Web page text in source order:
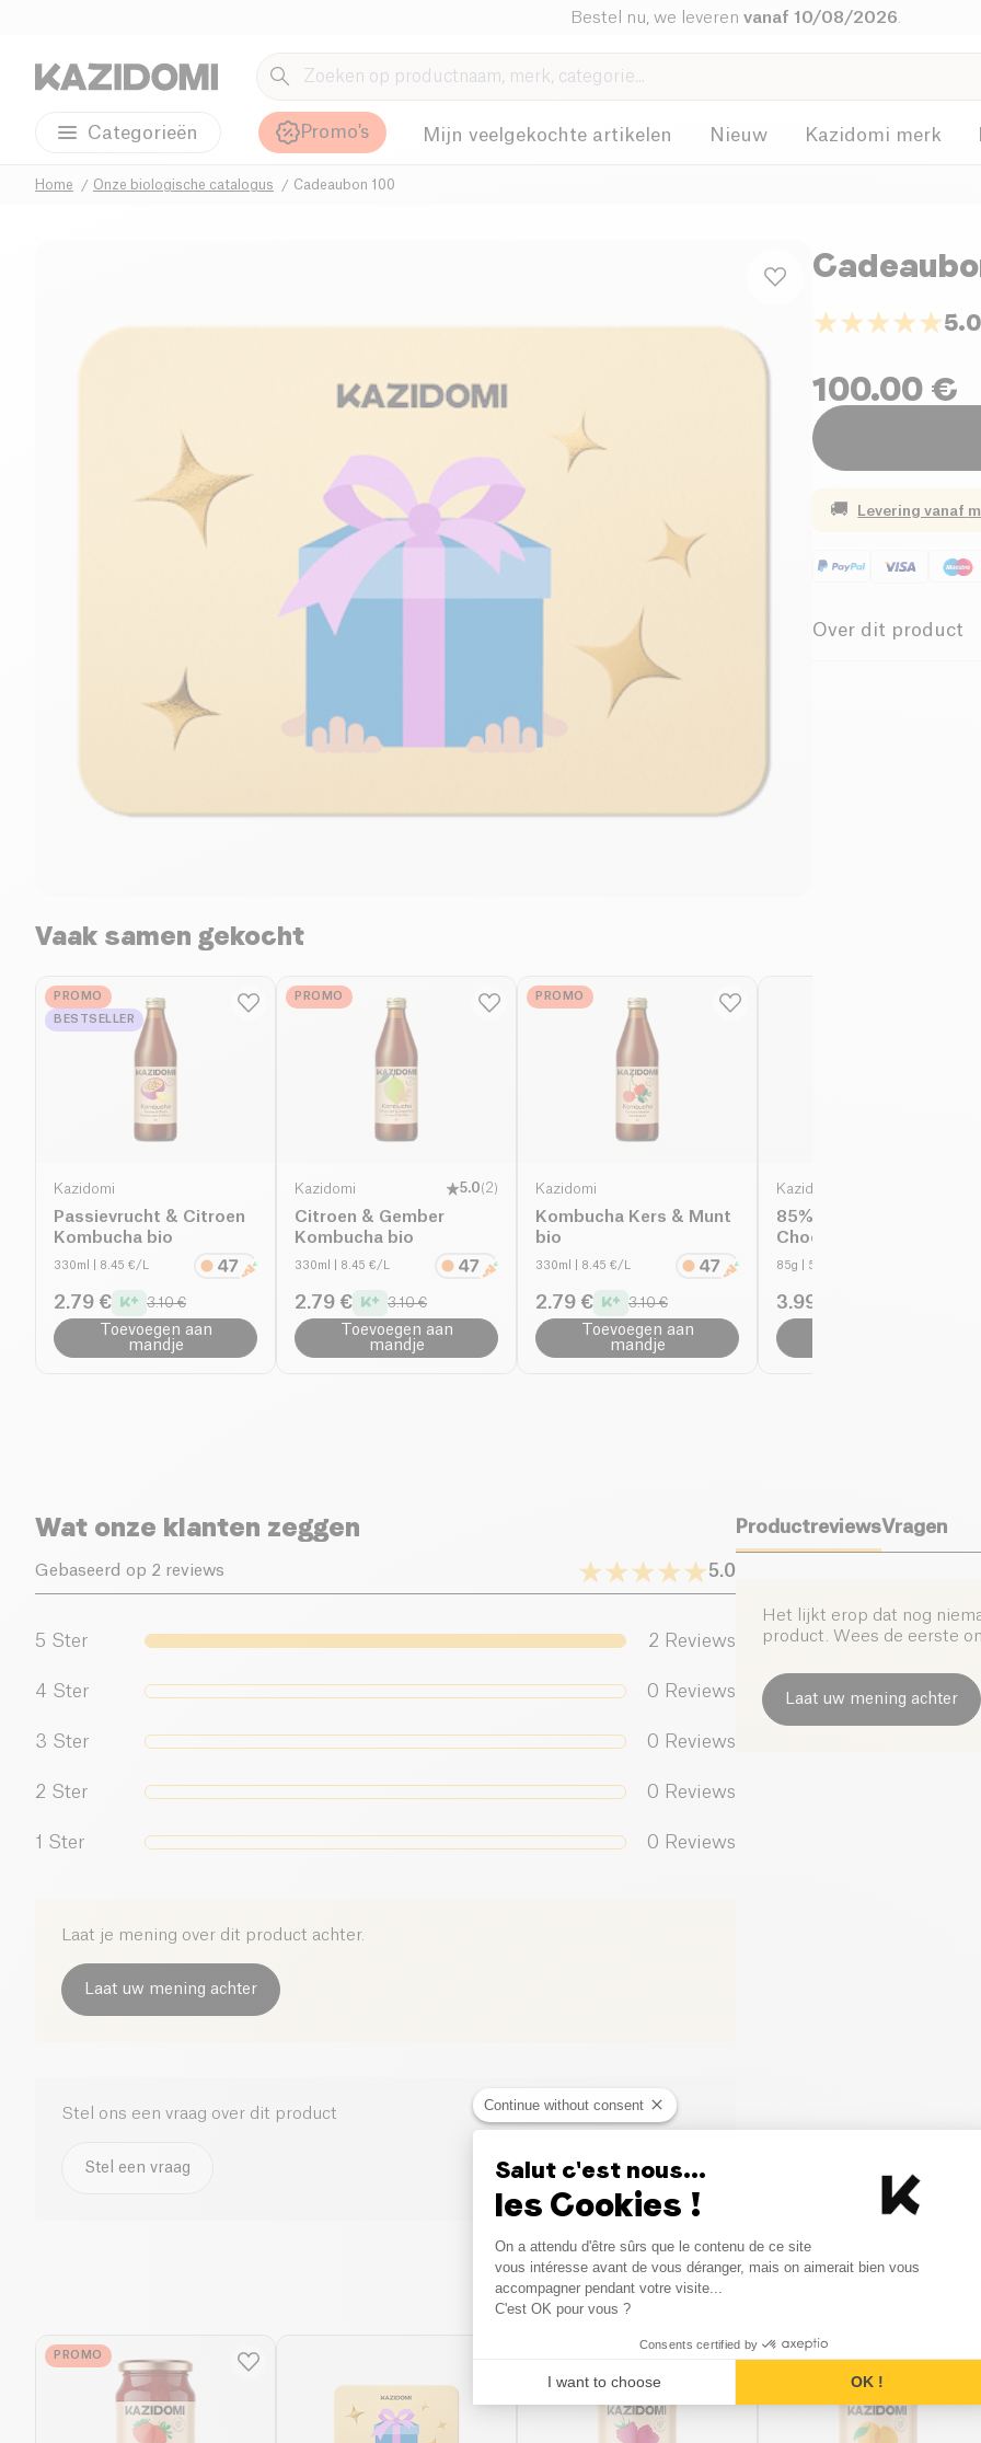
Bestel nu, we leveren vanaf 10/08/2026
Categorieën Promo's Mijn veelgekochte artikelen Nieuw Kazidomi merk
Home Onze biologische catalogus Cadeaubon 100
Vaak samen gekocht
PROMO
BESTSELLER
Kazidomi
Passievrucht & Citroen
Kombucha bio
330ml | 8.45 €/L
2.79 € 3.10 €
Toevoegen aan
mandje
PROMO
Kazidomi 5.0(2)
Citroen & Gember
Kombucha bio
330ml | 8.45 €/L
2.79 € 3.10 €
Toevoegen aan
mandje
PROMO
Kazidomi
Kombucha Kers & Munt
bio
330ml | 8.45 €/L
2.79 € 3.10 €
Toevoegen aan
mandje
Kazidomi
85% Fairtrade Pure
Chocolade bio
85g | 58.71 €/Kg
3.99 €
5.0
100.00€
🚚 Levering vanaf
Over dit product
Wat onze klanten zeggen
Gebaseerd op 2 reviews 5.0
5 Ster 2 Reviews
4 Ster 0 Reviews
3 Ster 0 Reviews
2 Ster 0 Reviews
1 Ster 0 Reviews
Laat je mening over dit product achter.
Laat uw mening achter
Stel ons een vraag over dit product
Stel een vraag
ProductreviewsVragen
Het lijkt erop dat nog
product. Wees de eerste
Laat uw mening achter
Vergelijkbare producten
PROMO
Continue without consent
Salut c'est nous...
les Cookies !
Consent Management
On a attendu d'être sûrs que le contenu de ce site
vous intéresse avant de vous déranger, mais on aimerait bien vous
accompagner pendant votre visite...
C'est OK pour vous ?
Consents certified by
I want to choose OK !
Axeptio consent